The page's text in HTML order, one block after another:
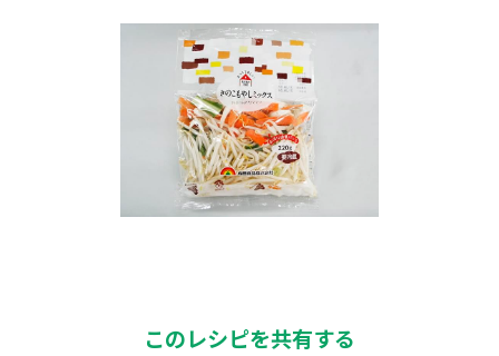
このレシピを共有する